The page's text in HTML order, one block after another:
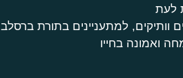
לעת
וותיקים, למתעניינים בתורת ברסלב
ואמונה בחייו